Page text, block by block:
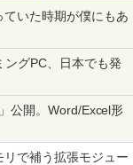
＼最新Office2024
ブ内蔵 小型 省
最大1TB Window
4K対応
える
ポイント還元｜
スース PCモニ
/120Hz]
いた時期が僕にもあ
グPC、日本でも発
公開。Word/Excel形
で補う拡張モジュー